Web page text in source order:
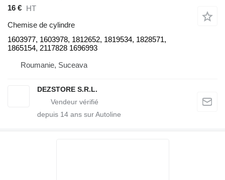
16 € HT
Chemise de cylindre
1603977, 1603978, 1812652, 1819534, 1828571,
1865154, 2117828 1696993
Roumanie, Suceava
DEZSTORE S.R.L.
depuis 14 ans sur Autoline